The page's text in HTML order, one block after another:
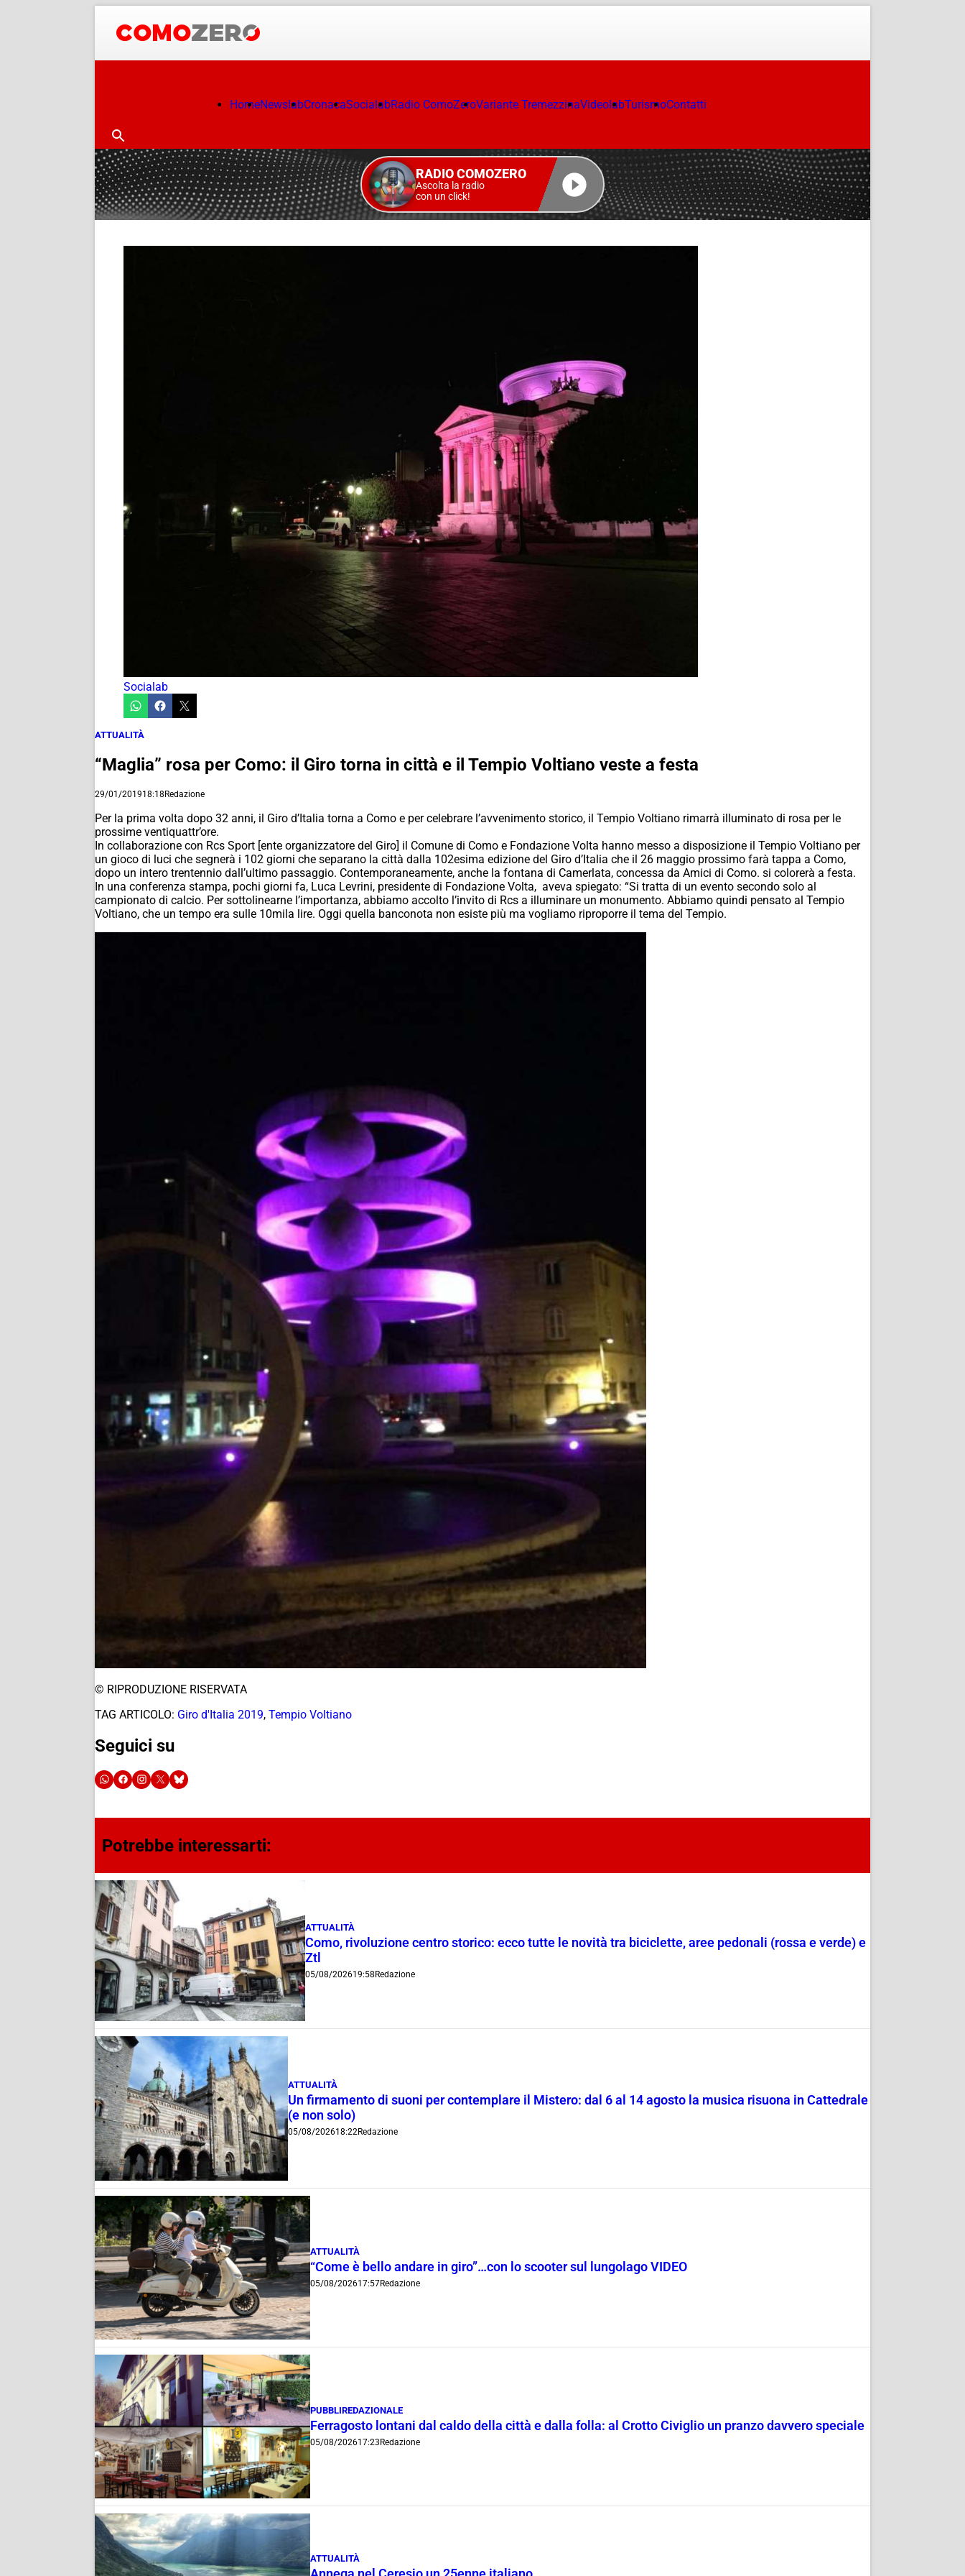
HomeNewslabCronacaSocialabRadio ComoZeroVariante TremezzinaVideolabTurismoContatti
RADIO COMOZERO
Ascolta la radio
con un click!
Socialab
ATTUALITÀ
“Maglia” rosa per Como: il Giro torna in città e il Tempio Voltiano veste a festa
29/01/201918:18Redazione
Per la prima volta dopo 32 anni, il Giro d’Italia torna a Como e per celebrare l’avvenimento storico, il Tempio Voltiano rimarrà illuminato di rosa per le
prossime ventiquattr’ore.
In collaborazione con Rcs Sport [ente organizzatore del Giro] il Comune di Como e Fondazione Volta hanno messo a disposizione il Tempio Voltiano per
un gioco di luci che segnerà i 102 giorni che separano la città dalla 102esima edizione del Giro d’Italia che il 26 maggio prossimo farà tappa a Como,
dopo un intero trentennio dall’ultimo passaggio. Contemporaneamente, anche la fontana di Camerlata, concessa da Amici di Como. si colorerà a festa.
In una conferenza stampa, pochi giorni fa, Luca Levrini, presidente di Fondazione Volta, aveva spiegato: “Si tratta di un evento secondo solo al
campionato di calcio. Per sottolinearne l’importanza, abbiamo accolto l’invito di Rcs a illuminare un monumento. Abbiamo quindi pensato al Tempio
Voltiano, che un tempo era sulle 10mila lire. Oggi quella banconota non esiste più ma vogliamo riproporre il tema del Tempio.
© RIPRODUZIONE RISERVATA
TAG ARTICOLO: Giro d'Italia 2019, Tempio Voltiano
Seguici su
Potrebbe interessarti:
ATTUALITÀ
Como, rivoluzione centro storico: ecco tutte le novità tra biciclette, aree pedonali (rossa e verde) e
Ztl
05/08/202619:58Redazione
ATTUALITÀ
Un firmamento di suoni per contemplare il Mistero: dal 6 al 14 agosto la musica risuona in Cattedrale
(e non solo)
05/08/202618:22Redazione
ATTUALITÀ
“Come è bello andare in giro”…con lo scooter sul lungolago VIDEO
05/08/202617:57Redazione
PUBBLIREDAZIONALE
Ferragosto lontani dal caldo della città e dalla folla: al Crotto Civiglio un pranzo davvero speciale
05/08/202617:23 Redazione
ATTUALITÀ